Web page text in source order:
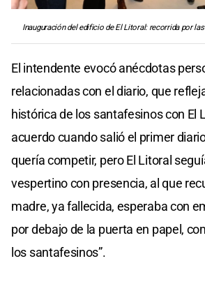
Inauguración del edificio de El Litoral: recorrida por
El intendente evocó anécdotas
relacionadas con el diario, que
histórica de los santafesinos con El
acuerdo cuando salió el primer
quería competir, pero El Litoral
vespertino con presencia, al que
madre, ya fallecida, esperaba con
por debajo de la puerta en papel,
los santafesinos”.